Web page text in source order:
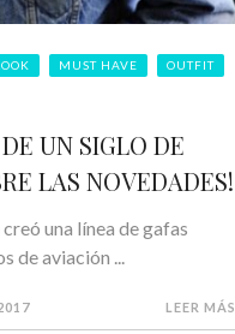
MUST HAVE OUTFIT
UN SIGLO DE
LAS NOVEDADES!
una línea de gafas
de aviación ...
LEER MÁS